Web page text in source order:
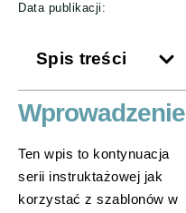
Data publikacji:
Spis treści
Wprowadzenie
Ten wpis to kontynuacja
serii instruktażowej jak
korzystać z szablonów w